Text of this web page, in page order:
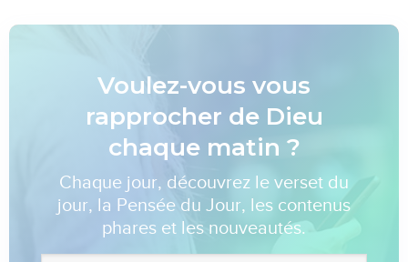
Voulez-vous vous
rapprocher de Dieu
chaque matin ?
Chaque jour, découvrez le verset du
jour, la Pensée du Jour, les contenus
phares et les nouveautés.